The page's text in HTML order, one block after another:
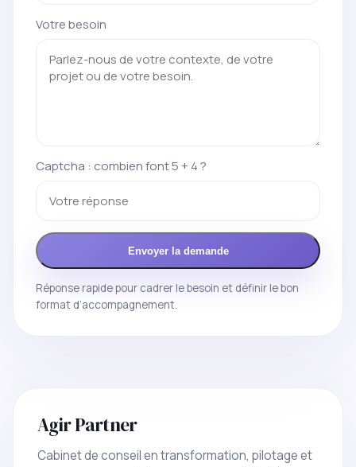
Votre besoin
Captcha : combien font 5 + 4 ?
Envoyer la demande
Réponse rapide pour cadrer le besoin et définir le bon
format d’accompagnement.
Agir Partner
Cabinet de conseil en transformation, pilotage et